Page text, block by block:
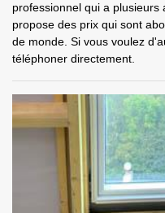
professionnel qui a
propose des prix qui sont
de monde. Si vous voulez
téléphoner directement.